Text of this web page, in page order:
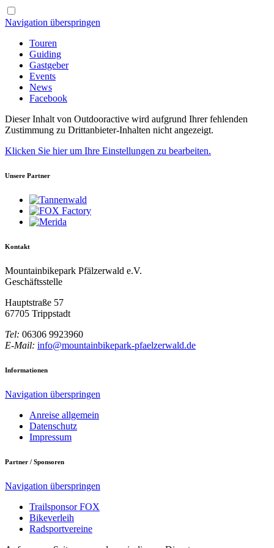
Navigation überspringen
Touren
Guiding
Gastgeber
Events
News
Facebook
Dieser Inhalt von Outdooractive wird aufgrund Ihrer fehlenden
Zustimmung zu Drittanbieter-Inhalten nicht angezeigt.
Klicken Sie hier um Ihre Einstellungen zu bearbeiten.
Unsere Partner
Kontakt
Mountainbikepark Pfälzerwald e.V.
Geschäftsstelle
Hauptstraße 57
67705 Trippstadt
Tel: 06306 9923960
E-Mail: info@mountainbikepark-pfaelzerwald.de
Informationen
Navigation überspringen
Anreise allgemein
Datenschutz
Impressum
Partner / Sponsoren
Navigation überspringen
Trailsponsor FOX
Bikeverleih
Radsportvereine